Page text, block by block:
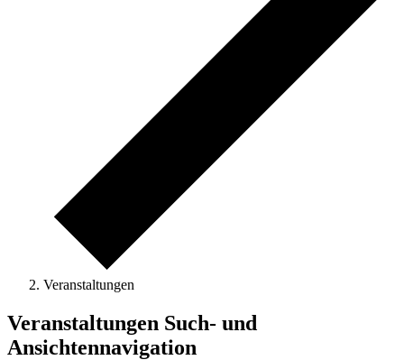
Veranstaltungen
Veranstaltungen
for
Veranstaltungen Such- und
Ansichtennavigation